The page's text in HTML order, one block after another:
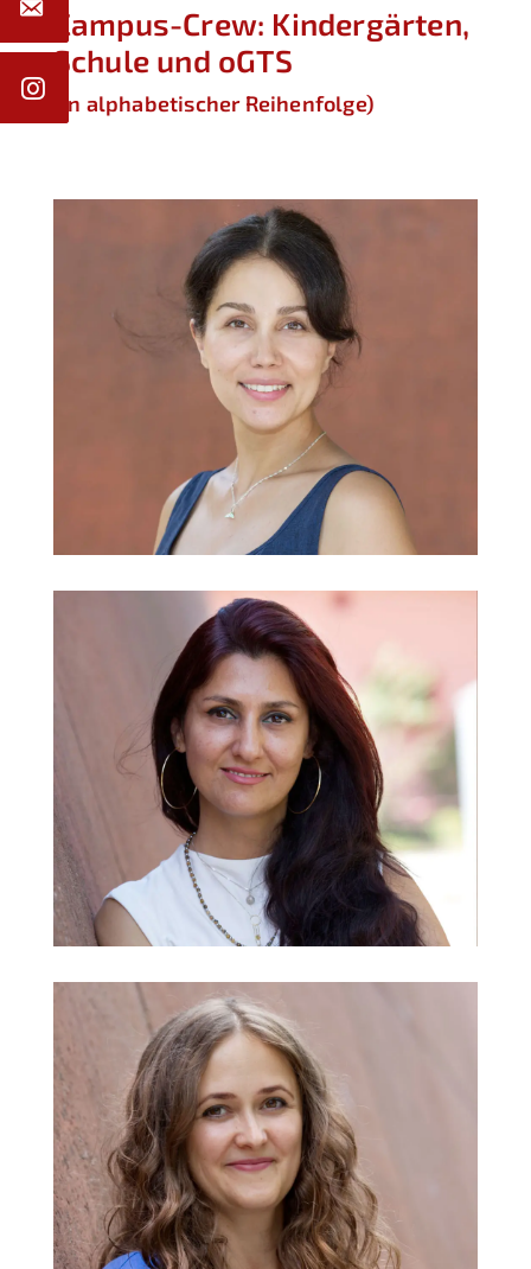
Campus-Crew: Kindergärten,
Schule und oGTS
(in alphabetischer Reihenfolge)
Somaye Akbari
Englisch, EWG
@
Enisa Alibasic
English